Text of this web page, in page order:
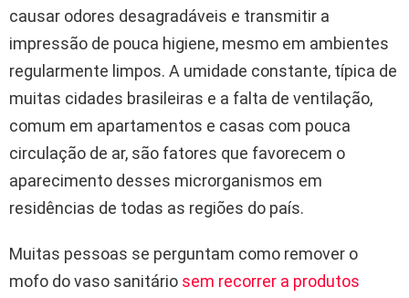
causar odores desagradáveis e transmitir a
impressão de pouca higiene, mesmo em ambientes
regularmente limpos. A umidade constante, típica de
muitas cidades brasileiras e a falta de ventilação,
comum em apartamentos e casas com pouca
circulação de ar, são fatores que favorecem o
aparecimento desses microrganismos em
residências de todas as regiões do país.
Muitas pessoas se perguntam como remover o
mofo do vaso sanitário sem recorrer a produtos